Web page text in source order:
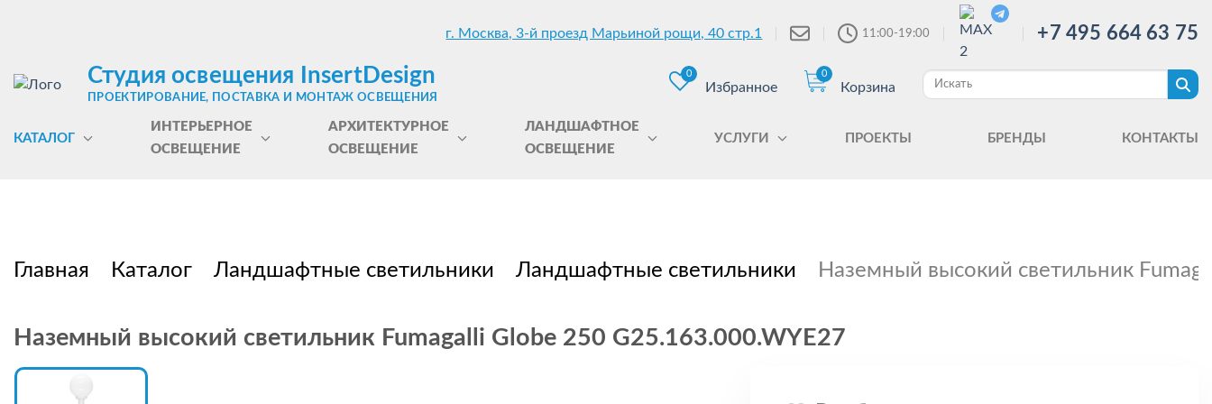
г. Москва, 3-й проезд Марьиной рощи, 40 стр.1 11:00-19:00 +7 495 664 63 75
Студия освещения InsertDesign
ПРОЕКТИРОВАНИЕ, ПОСТАВКА И МОНТАЖ ОСВЕЩЕНИЯ
0
Избранное
0
Корзина
КАТАЛОГ
ИНТЕРЬЕРНОЕ
ОСВЕЩЕНИЕ
АРХИТЕКТУРНОЕ
ОСВЕЩЕНИЕ
ЛАНДШАФТНОЕ
ОСВЕЩЕНИЕ
УСЛУГИ ПРОЕКТЫ БРЕНДЫ КОНТАКТЫ
Главная Каталог Ландшафтные светильники Ландшафтные светильники Наземный высокий светильник
Наземный высокий светильник Fumagalli Globe 250 G25.163.000.WYE27